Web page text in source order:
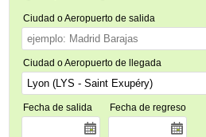
Ciudad o Aeropuerto de salida
Ciudad o Aeropuerto de llegada
Fecha de salida Fecha de regreso